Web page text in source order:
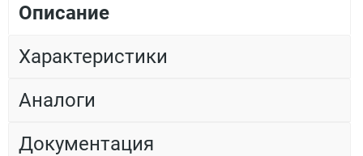
Описание
Характеристики
Аналоги
Документация